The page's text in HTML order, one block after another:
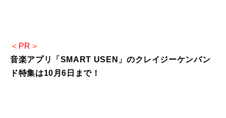
＜PR＞
音楽アプリ「SMART USEN」のクレイジーケンバン
ド特集は10月6日まで！